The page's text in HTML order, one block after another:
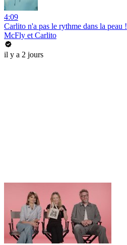
4:09
Carlito n'a pas le rythme dans la peau !
McFly et Carlito
il y a 2 jours